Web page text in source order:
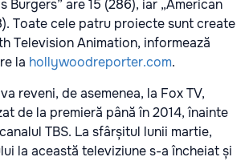
Burgers” are 15 (286), iar „American
Toate cele patru proiecte sunt create
Television Animation, informează
la hollywoodreporter.com.
reveni, de asemenea, la Fox TV,
de la premieră până în 2014, înainte
TBS. La sfârșitul lunii martie,
la această televiziune s-a încheiat și